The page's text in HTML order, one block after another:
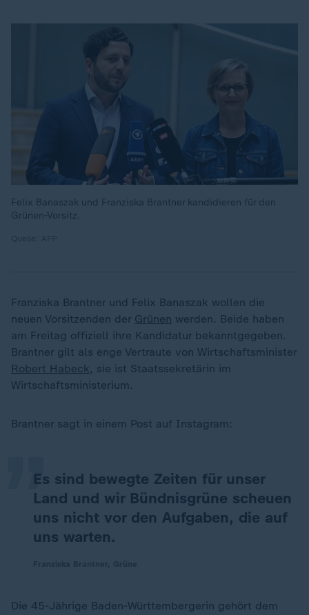
Felix Banaszak und Franziska Brantner kandidieren für den
Grünen-Vorsitz.
Franziska Brantner und Felix Banaszak wollen die
neuen Vorsitzenden der Grünen werden. Beide haben
am Freitag offiziell ihre Kandidatur bekanntgegeben.
Brantner gilt als enge Vertraute von Wirtschaftsminister
Robert Habeck, sie ist Staatssekretärin im
Wirtschaftsministerium.
Brantner sagt in einem Post auf Instagram:
Es sind bewegte Zeiten für unser
Land und wir Bündnisgrüne scheuen
uns nicht vor den Aufgaben, die auf
uns warten.
„
Die 45-Jährige Baden-Württembergerin gehört dem